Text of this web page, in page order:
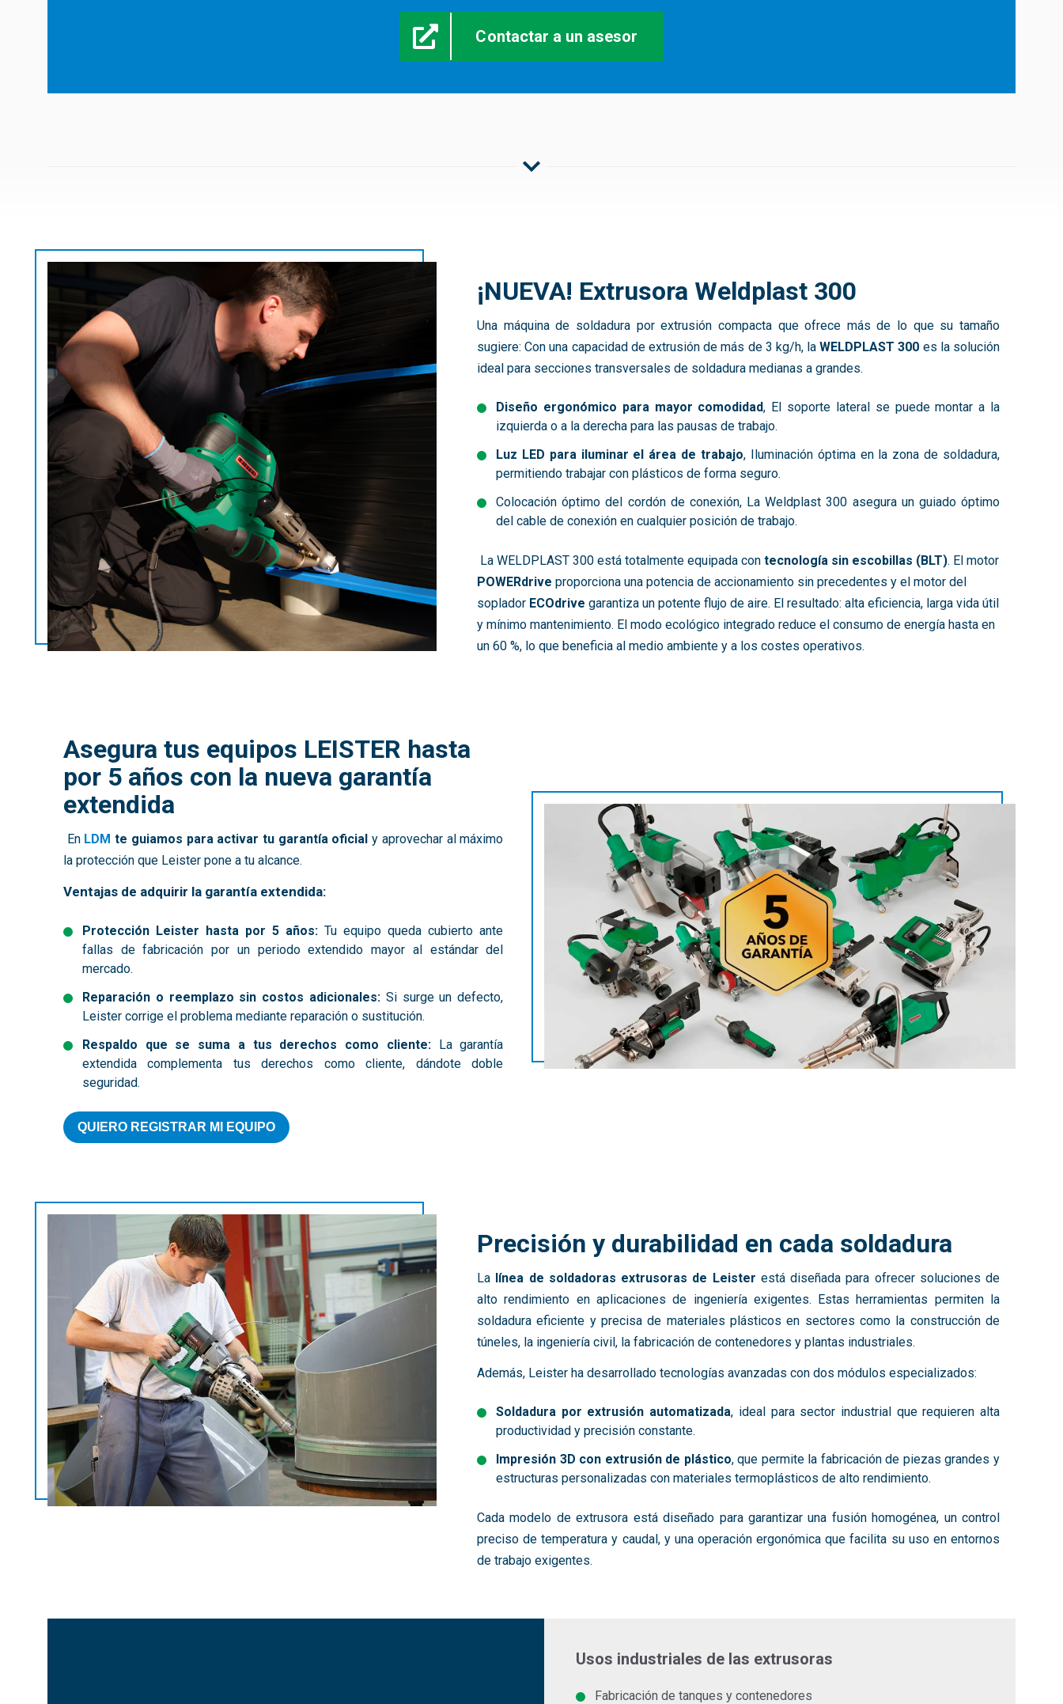
Contactar a un asesor
¡NUEVA! Extrusora Weldplast 300
Una máquina de soldadura por extrusión compacta que ofrece más de lo que su tamaño
sugiere: Con una capacidad de extrusión de más de 3 kg/h, laWELDPLAST 300 es la solución
ideal para secciones transversales de soldadura medianas a grandes.
Diseño ergonómico para mayor comodidad, El soporte lateral se puede montar a la
izquierda o a la derecha para las pausas de trabajo.
Luz LED para iluminar el área de trabajo, Iluminación óptima en la zona de soldadura,
permitiendo trabajar con plásticos de forma seguro.
Colocación óptimo del cordón de conexión, La Weldplast 300 asegura un guiado óptimo
del cable de conexión en cualquier posición de trabajo.
La WELDPLAST 300 está totalmente equipada contecnología sin escobillas (BLT). Elmotor
POWERdrive proporciona una potencia de accionamiento sin precedentes y elmotor del
soplador ECOdrive garantiza un potente flujo de aire. El resultado: alta eficiencia, larga vida útil
y mínimo mantenimiento. El modo ecológico integrado reduce el consumo de energía hasta en
un 60 %, lo que beneficia al medio ambiente y a los costes operativos.
Asegura tus equipos LEISTER hasta
por 5 años con la nueva garantía
extendida
En LDM te guiamos para activar tu garantía oficialy aprovechar al máximo
la protección que Leister pone a tu alcance.
Ventajas de adquirir la garantía extendida:
Protección Leister hasta por 5 años:Tu equipo queda cubierto ante
fallas de fabricación por un periodo extendido mayor al estándar del
mercado.
Reparación o reemplazo sin costos adicionales: Si surge un defecto,
Leister corrige el problema mediante reparación o sustitución.
Respaldo que se suma a tus derechos como cliente:La garantía
extendida complementa tus derechos como cliente, dándote doble
seguridad.
QUIERO REGISTRAR MI EQUIPO
Precisión y durabilidad en cada soldadura
La línea de soldadoras extrusoras de Leister está diseñada para ofrecer soluciones de
alto rendimiento en aplicaciones de ingeniería exigentes. Estas herramientas permiten la
soldadura eficiente y precisa de materiales plásticos en sectores como la construcción de
túneles, la ingeniería civil, la fabricación de contenedores y plantas industriales.
Además, Leister ha desarrollado tecnologías avanzadas con dos módulos especializados:
Soldadura por extrusión automatizada, ideal para sector industrial que requieren alta
productividad y precisión constante.
Impresión 3D con extrusión de plástico, que permite la fabricación de piezas grandes y
estructuras personalizadas con materiales termoplásticos de alto rendimiento.
Cada modelo de extrusora está diseñado para garantizar una fusión homogénea, un control
preciso de temperatura y caudal, y una operación ergonómica que facilita su uso en entornos
de trabajo exigentes.
Usos industriales de las extrusoras
Fabricación de tanques y contenedores